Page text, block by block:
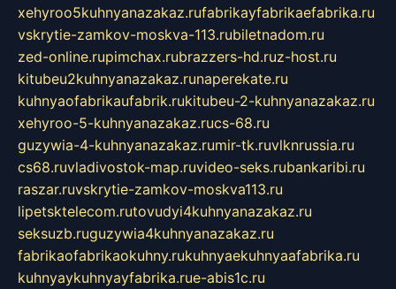
xehyroo5kuhnyanazakaz.rufabrikayfabrikaefabrika.ru
vskrytie-zamkov-moskva-113.rubiletnadom.ru
zed-online.rupimchax.rubrazzers-hd.ruz-host.ru
kitubeu2kuhnyanazakaz.runaperekate.ru
kuhnyaofabrikaufabrik.rukitubeu-2-kuhnyanazakaz.ru
xehyroo-5-kuhnyanazakaz.rucs-68.ru
guzywia-4-kuhnyanazakaz.rumir-tk.ruvlknrussia.ru
cs68.ruvladivostok-map.ruvideo-seks.rubankaribi.ru
raszar.ruvskrytie-zamkov-moskva113.ru
lipetsktelecom.rutovudyi4kuhnyanazakaz.ru
seksuzb.ruguzywia4kuhnyanazakaz.ru
fabrikaofabrikaokuhny.rukuhnyaekuhnyaafabrika.ru
kuhnyaykuhnyayfabrika.rue-abis1c.ru